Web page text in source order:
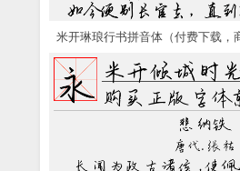
米开琳琅行书拼音体（付费下载，